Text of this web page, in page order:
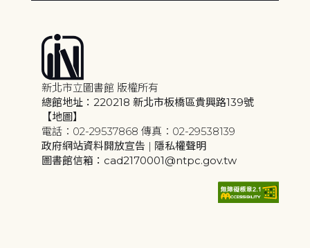
新北市立圖書館 版權所有
總館地址：220218 新北市板橋區貴興路139號
【地圖】
電話：02-29537868 傳真：02-29538139
政府網站資料開放宣告 | 隱私權聲明
圖書館信箱：cad2170001@ntpc.gov.tw